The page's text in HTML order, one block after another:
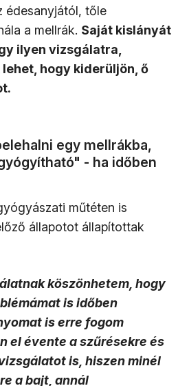
édesanyjától, tőle
a mellrák. Saját kislányát
ilyen vizsgálatra,
hogy kiderüljön, ő
egy mellrákba,
- ha időben
műtéten is
állapotot állapítottak
köszönhetem, hogy
is időben
is erre fogom
el évente a szűrésekre és
is, hiszen minél
a bajt, annál